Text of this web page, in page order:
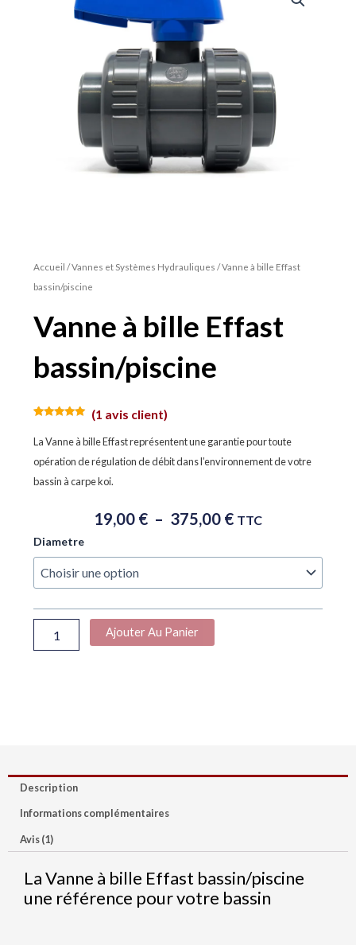
Accueil /Vannes et Systèmes Hydrauliques / Vanne à bille Effast
bassin/piscine
Vanne à bille Effast
bassin/piscine
sur 5
basé sur
client
(1 avis client)
La Vanne à bille Effast représentent une garantie pour toute
opération de régulation de débit dans l’environnement de votre
bassin à carpe koi.
19,00 € – 375,00 €Plage
Prix :
À
375,00 €
TTC
Diametre
quantité
de
Vanne
à
Effast
bassin/piscine
Ajouter Au Panier
Description
Informations complémentaires
Avis (1)
La Vanne à bille Effast bassin/piscine
une référence pour votre bassin